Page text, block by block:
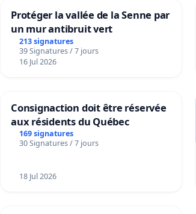
Protéger la vallée de la Senne par
un mur antibruit vert
213 signatures
39 Signatures / 7 jours
16 Jul 2026
Consignaction doit être réservée
aux résidents du Québec
169 signatures
30 Signatures / 7 jours
18 Jul 2026